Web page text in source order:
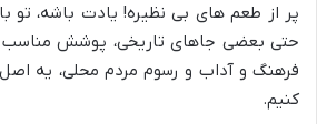
پر از طعم های بی نظیره! یادت باشه، تو
حتی بعضی جاهای تاریخی، پوشش مناسب
فرهنگ و آداب و رسوم مردم محلی، یه
کنیم.